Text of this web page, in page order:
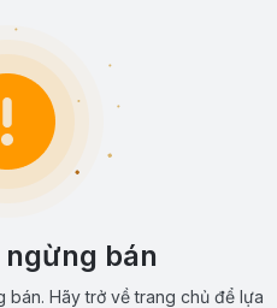
bán
bán. Hãy trở về trang chủ để lựa